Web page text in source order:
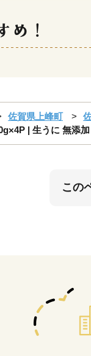
佐賀県上峰町
| 生うに 無添
この